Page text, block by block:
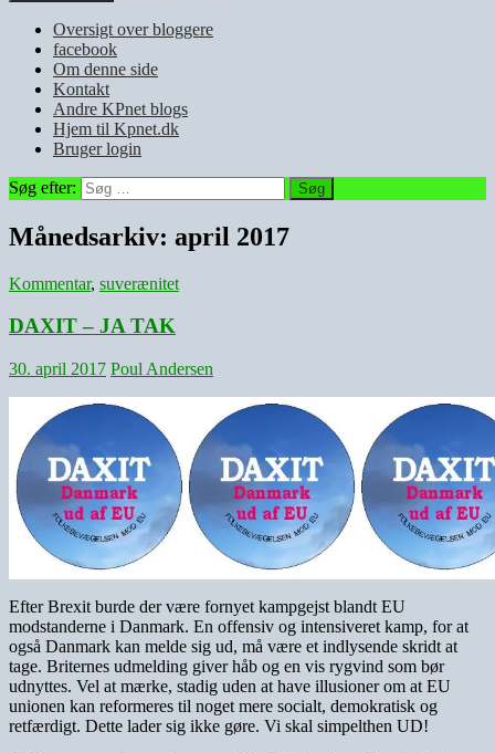
Oversigt over bloggere
facebook
Om denne side
Kontakt
Andre KPnet blogs
Hjem til Kpnet.dk
Bruger login
Søg efter:
Månedsarkiv: april 2017
Kommentar, suverænitet
DAXIT – JA TAK
30. april 2017 Poul Andersen
Efter Brexit burde der være fornyet kampgejst blandt EU
modstanderne i Danmark. En offensiv og intensiveret kamp, for at
også Danmark kan melde sig ud, må være et indlysende skridt at
tage. Briternes udmelding giver håb og en vis rygvind som bør
udnyttes. Vel at mærke, stadig uden at have illusioner om at EU
unionen kan reformeres til noget mere socialt, demokratisk og
retfærdigt. Dette lader sig ikke gøre. Vi skal simpelthen UD!